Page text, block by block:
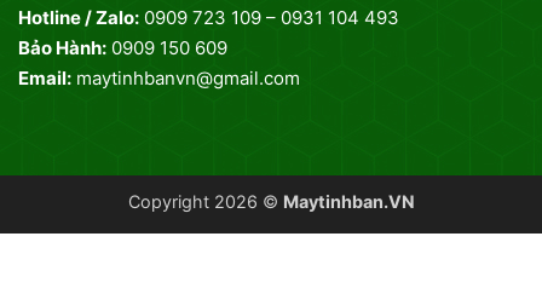
Hotline / Zalo: 0909 723 109 – 0931 104 493
Bảo Hành: 0909 150 609
Email: maytinhbanvn@gmail.com
Copyright 2026 © Maytinhban.VN